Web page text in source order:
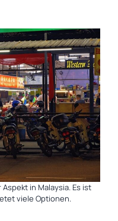
in Malaysia. Es ist
viele Optionen.